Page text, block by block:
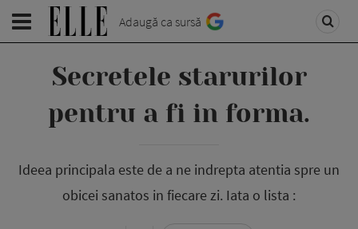
Adaugă ca sursă
Secretele starurilor
pentru a fi in forma.
Ideea principala este de a ne indrepta atentia spre un
obicei sanatos in fiecare zi. Iata o lista :